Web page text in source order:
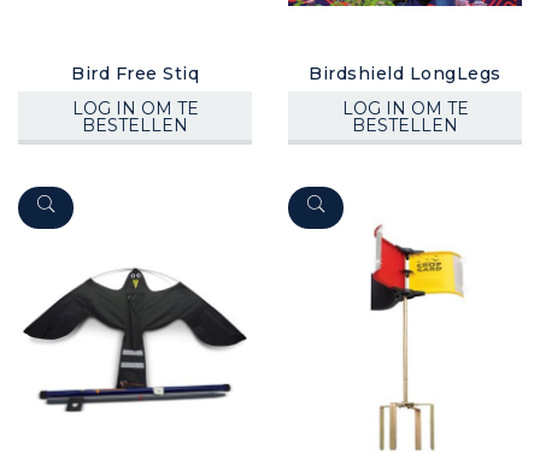
Bird Free Stiq
LOG IN OM TE
BESTELLEN
Birdshield LongLegs
LOG IN OM TE
BESTELLEN